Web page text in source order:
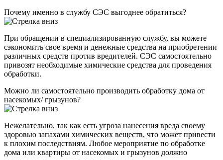
Почему именно в службу СЭС выгоднее обратиться?
При обращении в специализированную службу, вы можете
сэкономить свое время и денежные средства на приобретении
различных средств против вредителей. СЭС самостоятельно
привозят необходимые химические средства для проведения
обработки.
Можно ли самостоятельно производить обработку дома от
насекомых/ грызунов?
Нежелательно, так как есть угроза нанесения вреда своему
здоровью запахами химических веществ, что может привести
к плохим последствиям. Любое мероприятие по обработке
дома или квартиры от насекомых и грызунов должно